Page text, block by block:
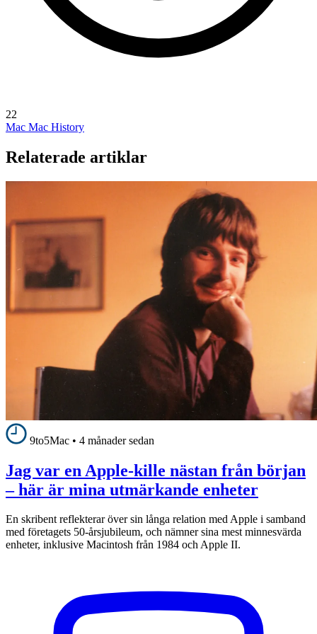
22
Mac Mac History
Relaterade artiklar
9to5Mac • 4 månader sedan
Jag var en Apple-kille nästan från början
– här är mina utmärkande enheter
En skribent reflekterar över sin långa relation med Apple i samband
med företagets 50-årsjubileum, och nämner sina mest minnesvärda
enheter, inklusive Macintosh från 1984 och Apple II.